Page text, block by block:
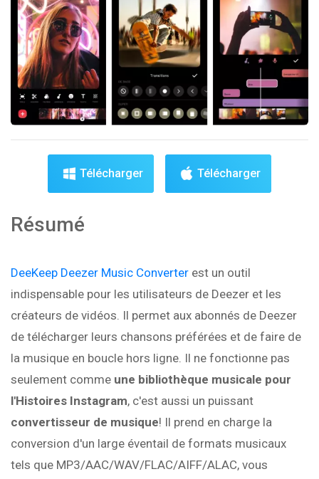
Télécharger Télécharger
Résumé
DeeKeep Deezer Music Converter est un outil
indispensable pour les utilisateurs de Deezer et les
créateurs de vidéos. Il permet aux abonnés de Deezer
de télécharger leurs chansons préférées et de faire de
la musique en boucle hors ligne. Il ne fonctionne pas
seulement comme une bibliothèque musicale pour
l'Histoires Instagram, c'est aussi un puissant
convertisseur de musique! Il prend en charge la
conversion d'un large éventail de formats musicaux
tels que MP3/AAC/WAV/FLAC/AIFF/ALAC, vous